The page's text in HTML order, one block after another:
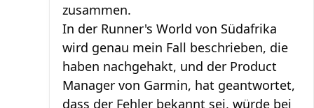
zusammen.
In der Runner's World von Südafrika
wird genau mein Fall beschrieben, die
haben nachgehakt, und der Product
Manager von Garmin, hat geantwortet,
dass der Fehler bekannt sei, würde bei